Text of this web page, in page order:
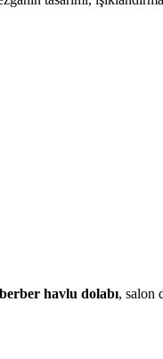
berber havlu dolabı, salon